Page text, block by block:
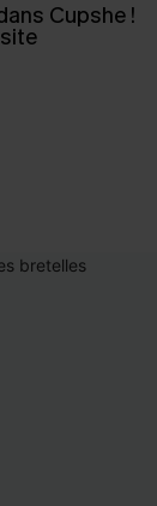
Cupshe !